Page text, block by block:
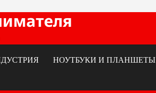
НОУТБУКИ И ПЛАНШЕТЫ